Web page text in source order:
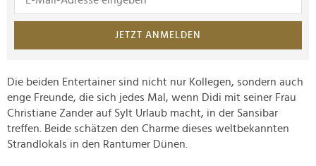
JETZT ANMELDEN
Die beiden Entertainer sind nicht nur Kollegen, sondern auch
enge Freunde, die sich jedes Mal, wenn Didi mit seiner Frau
Christiane Zander auf Sylt Urlaub macht, in der Sansibar
treffen. Beide schätzen den Charme dieses weltbekannten
Strandlokals in den Rantumer Dünen.